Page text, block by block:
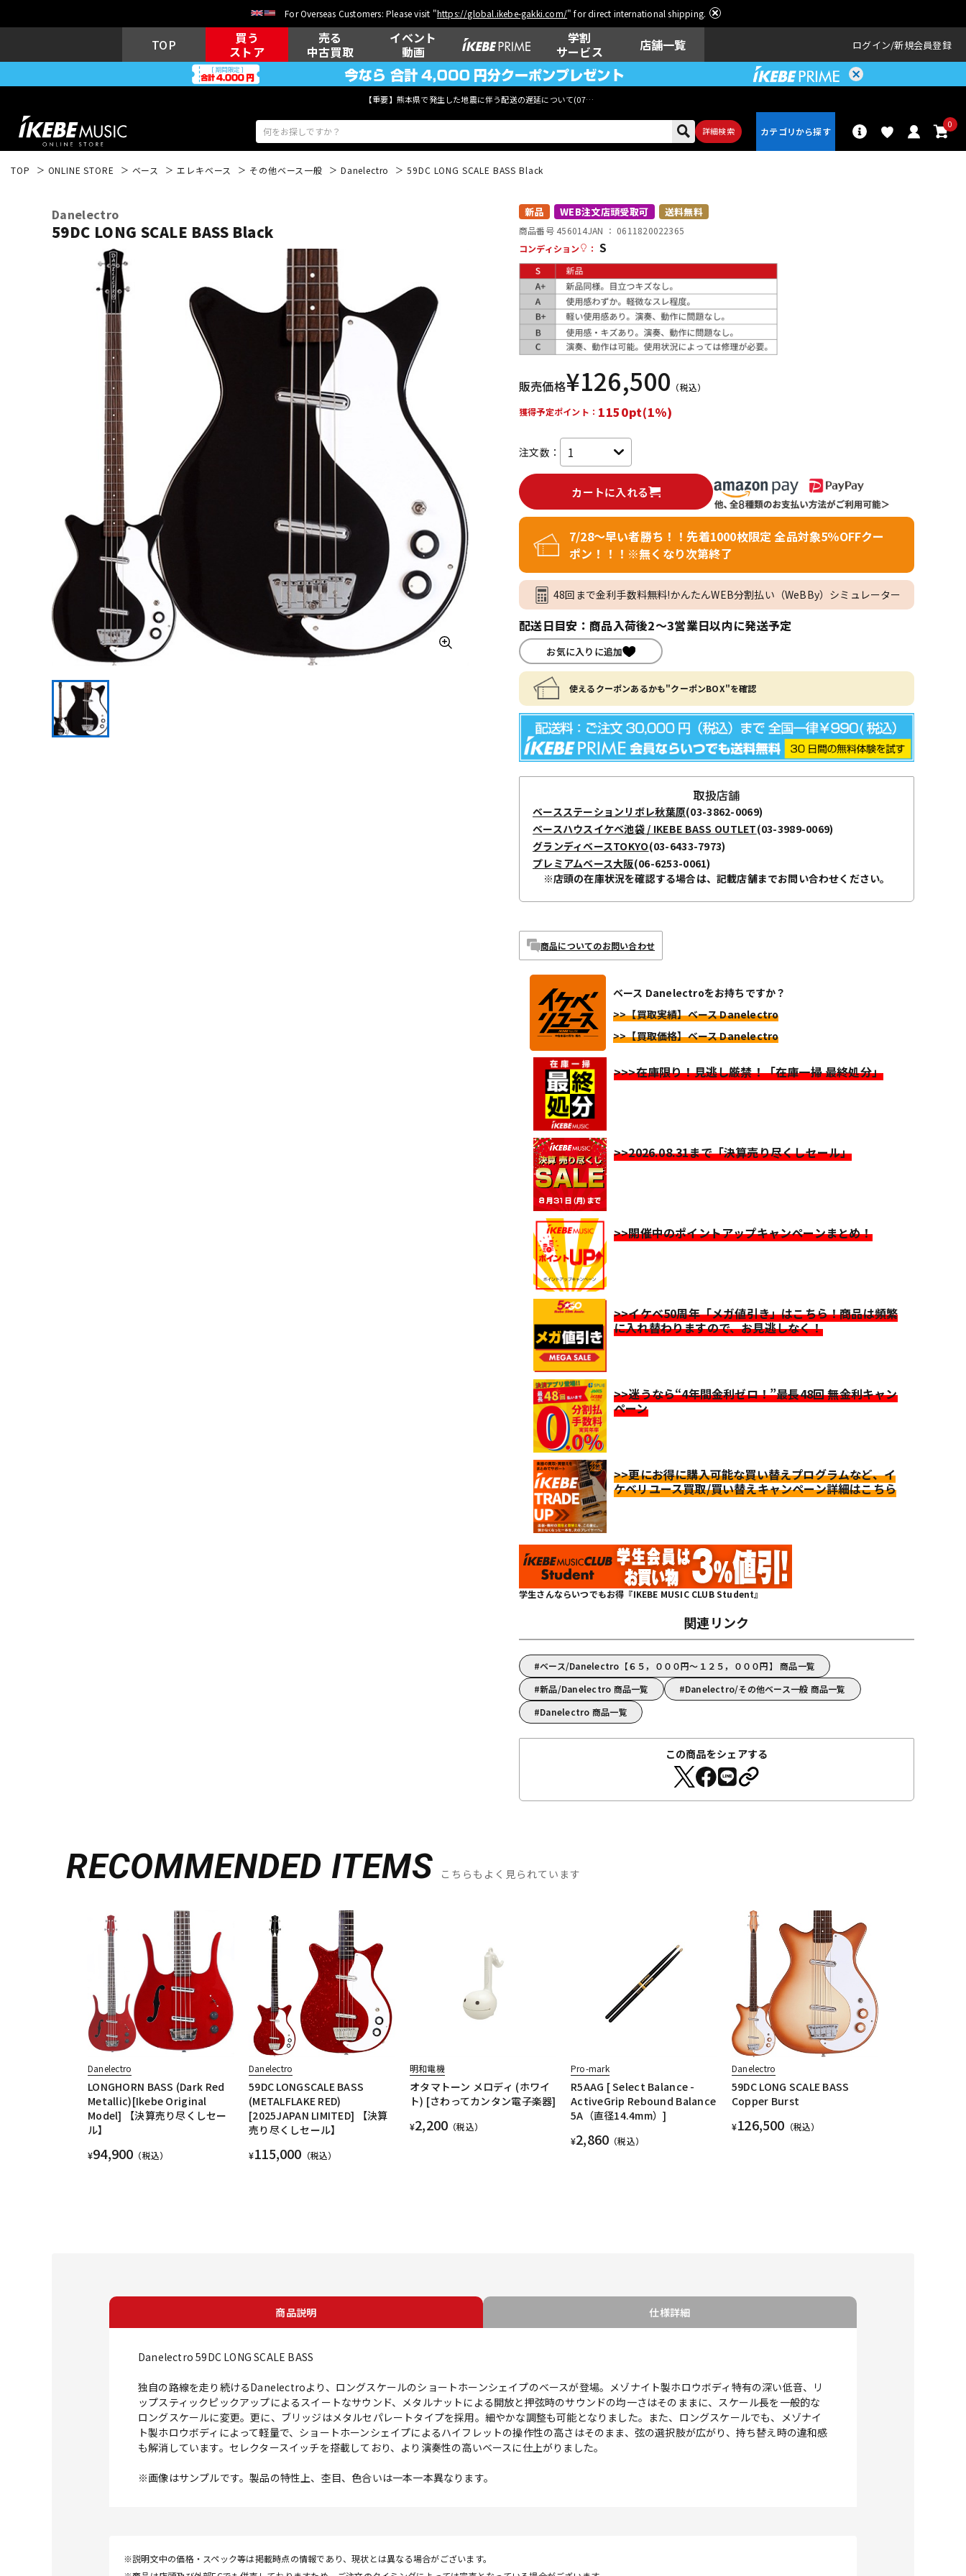
For Overseas Customers: Please visit "https://global.ikebe-gakki.com/" for direct international shipping.
TOP
買う
ストア
売る
中古買取
イベント
動画
学割
サービス
店舗一覧 ログイン 新規会員登録
【重要】熊本県で発生した地震に伴う配送の遅延について(07月29日
詳細検索
0
ウクレレ ドラム
キーボード 電子ピアノ その他楽器
DJ機器 DTM オンラ
イン納品
レコーディン
グ機器
配信/ライブ
機器
中古 ヴィンテージ
TOP ONLINE STORE ベース エレキベース その他ベース一般 Danelectro 59DC LONG SCALE BASS Black
Danelectro
59DC LONG SCALE BASS Black
新品 WEB注文店頭受取可 送料無料
商品番号 456014JAN ： 0611820022365
コンディション
： S
販売価格¥126,500 （税込）
獲得予定ポイント： 1150pt(1%)
注文数：
カートに入れる
7/28～早い者勝ち！！先着1000枚限定 全品対象5％OFFクー
ポン！！！※無くなり次第終了
48回まで金利手数料無料!かんたんWEB分割払い（WeBBy）シミュレーター
配送日目安：商品入荷後2～3営業日以内に発送予定
お気に入りに追加
使えるクーポンあるかも"クーポンBOX"を確認
取扱店舗
ベースステーションリボレ秋葉原(03-3862-0069)
ベースハウスイケベ池袋 / IKEBE BASS OUTLET(03-3989-0069)
グランディベースTOKYO(03-6433-7973)
プレミアムベース大阪(06-6253-0061)
※店頭の在庫状況を確認する場合は、記載店舗までお問い合わせください。
商品についてのお問い合わせ
ベース Danelectroをお持ちですか？
>>【買取実績】ベース Danelectro
>>【買取価格】ベース Danelectro
>>>在庫限り！見逃し厳禁！「在庫一掃 最終処分」
>>2026.08.31まで「決算売り尽くしセール」
>>開催中のポイントアップキャンペーンまとめ！
>>イケベ50周年「メガ値引き」はこちら！商品は頻繁
に入れ替わりますので、お見逃しなく！
>>迷うなら“4年間金利ゼロ！”最長48回 無金利キャン
ペーン
>>更にお得に購入可能な買い替えプログラムなど、イ
ケベリユース買取/買い替えキャンペーン詳細はこちら
学生さんならいつでもお得『IKEBE MUSIC CLUB Student』
関連リンク
ベース/Danelectro【６５，０００円～１２５，０００円】 商品一覧
新品/Danelectro 商品一覧
Danelectro/その他ベース一般 商品一覧
Danelectro 商品一覧
この商品をシェアする
RECOMMENDED ITEMS こちらもよく見られています
Danelectro
LONGHORN BASS (Dark Red
Metallic)[Ikebe Original
Model] 【決算売り尽くしセー
ル】
¥94,900 （税込）
Danelectro
59DC LONGSCALE BASS
(METALFLAKE RED)
[2025JAPAN LIMITED] 【決算
売り尽くしセール】
¥115,000 （税込）
明和電機
オタマトーン メロディ (ホワイ
ト) [さわってカンタン電子楽器]
¥2,200 （税込）
Pro-mark
R5AAG [ Select Balance -
ActiveGrip Rebound Balance
5A（直径14.4mm）]
¥2,860 （税込）
Danelectro
59DC LONG SCALE BASS
Copper Burst
¥126,500 （税込）
商品説明 仕様詳細
Danelectro 59DC LONG SCALE BASS
独自の路線を走り続けるDanelectroより、ロングスケールのショートホーンシェイプのベースが登場。メゾナイト製ホロウボディ特有の深い低音、リ
ップスティックピックアップによるスイートなサウンド、メタルナットによる開放と押弦時のサウンドの均一さはそのままに、スケール長を一般的な
ロングスケールに変更。更に、ブリッジはメタルセパレートタイプを採用。細やかな調整も可能となりました。また、ロングスケールでも、メゾナイ
ト製ホロウボディによって軽量で、ショートホーンシェイプによるハイフレットの操作性の高さはそのまま、弦の選択肢が広がり、持ち替え時の違和感
も解消しています。セレクタースイッチを搭載しており、より演奏性の高いベースに仕上がりました。
※画像はサンプルです。製品の特性上、杢目、色合いは一本一本異なります。
※説明文中の価格・スペック等は掲載時点の情報であり、現状とは異なる場合がございます。